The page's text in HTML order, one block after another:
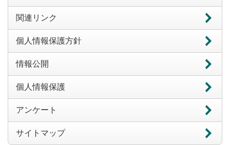
関連リンク
個人情報保護方針
情報公開
個人情報保護
アンケート
サイトマップ